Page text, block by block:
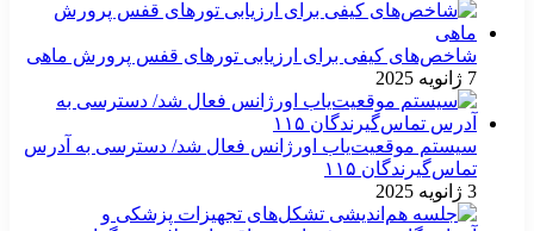
شاخص‌های کیفی برای ارزیابی تورهای قفس پرورش ماهی
7 ژانویه 2025
سیستم موقعیت‌یاب اورژانس فعال شد/ دسترسی به آدرس
تماس‌گیرندگان ۱۱۵
3 ژانویه 2025